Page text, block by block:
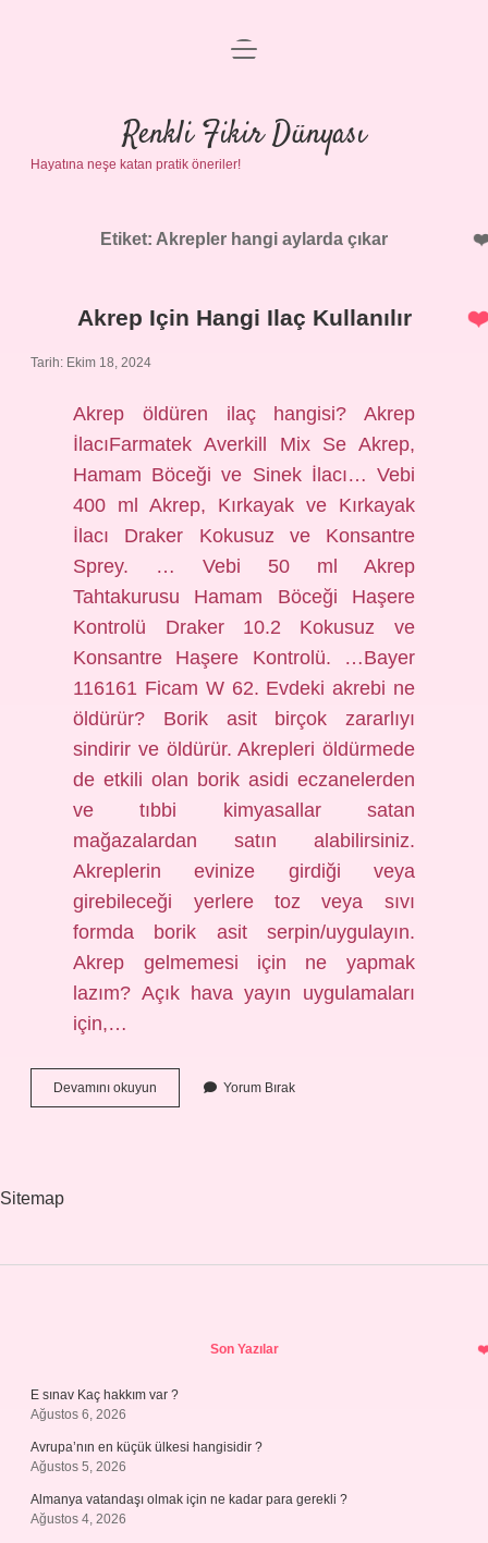
Anasayfa
Gizlilik Politikası
Yasal Uyarı
menüyü
Renkli Fikir Dünyası
Hayatına neşe katan pratik öneriler!
Etiket: Akrepler hangi aylarda çıkar
Akrep Için Hangi Ilaç Kullanılır
Tarih: Ekim 18, 2024
Akrep öldüren ilaç hangisi? Akrep
İlacıFarmatek Averkill Mix Se Akrep,
Hamam Böceği ve Sinek İlacı… Vebi
400 ml Akrep, Kırkayak ve Kırkayak
İlacı Draker Kokusuz ve Konsantre
Sprey. … Vebi 50 ml Akrep
Tahtakurusu Hamam Böceği Haşere
Kontrolü Draker 10.2 Kokusuz ve
Konsantre Haşere Kontrolü. …Bayer
116161 Ficam W 62. Evdeki akrebi ne
öldürür? Borik asit birçok zararlıyı
sindirir ve öldürür. Akrepleri öldürmede
de etkili olan borik asidi eczanelerden
ve tıbbi kimyasallar satan
mağazalardan satın alabilirsiniz.
Akreplerin evinize girdiği veya
girebileceği yerlere toz veya sıvı
formda borik asit serpin/uygulayın.
Akrep gelmemesi için ne yapmak
lazım? Açık hava yayın uygulamaları
için,…
Devamını okuyun
Için
Yorum Bırak
Sitemap
Son Yazılar
E sınav Kaç hakkım var ?
Ağustos 6, 2026
Avrupa’nın en küçük ülkesi hangisidir ?
Ağustos 5, 2026
Almanya vatandaşı olmak için ne kadar para gerekli ?
Ağustos 4, 2026